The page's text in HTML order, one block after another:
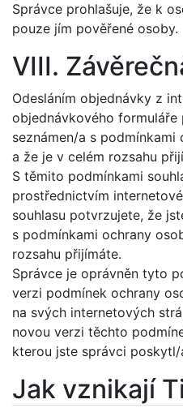
Správce prohlašuje, že k
pouze jím pověřené osoby.
VIII.
Odesláním objednávky z
objednávkového
seznámen/a s podmínkami
a že je v celém rozsahu
S těmito podmínkami
prostřednictvím
souhlasu potvrzujete, že
s podmínkami ochrany
rozsahu přijímáte.
Správce je oprávněn tyto
verzi podmínek ochrany
na svých internetových
novou verzi těchto
kterou jste správci poskytl/
Jak vznikají